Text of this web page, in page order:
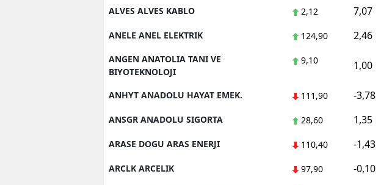
ALVES ALVES KABLO 2,12 7,07
ANELE ANEL ELEKTRIK 124,90 2,46
ANGEN ANATOLIA TANI VE
BIYOTEKNOLOJI
9,10 1,00
ANHYT ANADOLU HAYAT EMEK. 111,90 -3,78
ANSGR ANADOLU SIGORTA 28,60 1,35
ARASE DOGU ARAS ENERJI 110,40 -1,43
ARCLK ARCELIK 97,90 -0,10